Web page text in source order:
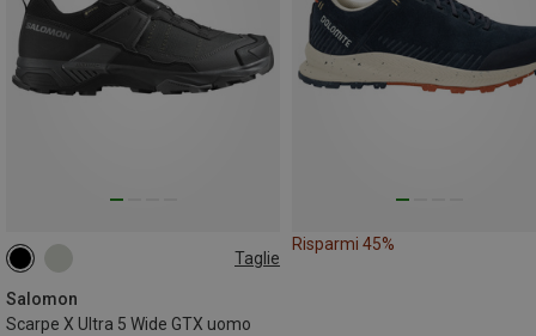
Taglie
Salomon
Scarpe X Ultra 5 Wide GTX uomo
Risparmi 45%